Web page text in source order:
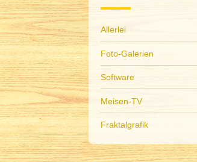
Allerlei
Foto-Galerien
Software
Meisen-TV
Fraktalgrafik